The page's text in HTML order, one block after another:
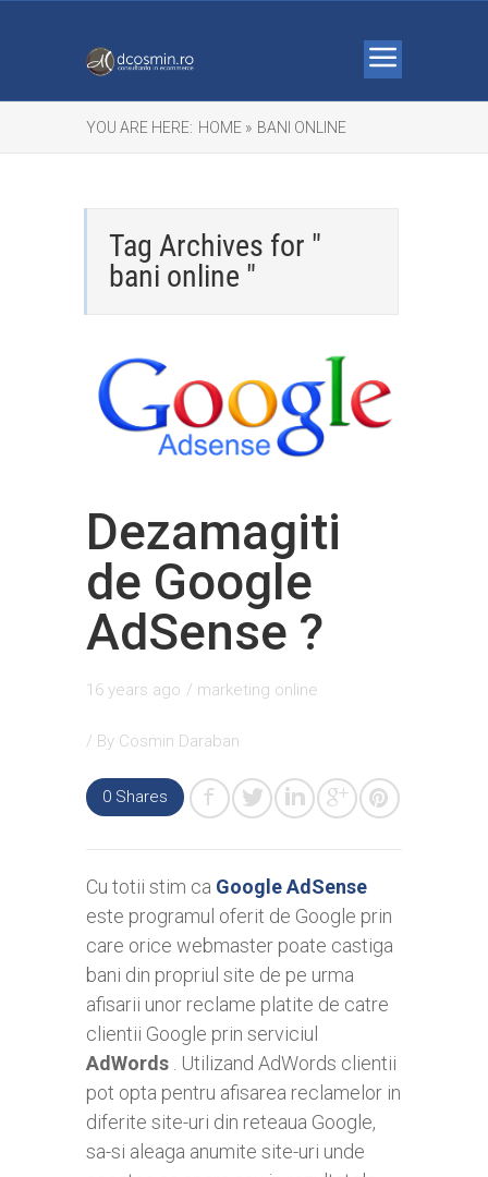
YOU ARE HERE: HOME » BANI ONLINE
Tag Archives for "
bani online "
Dezamagiti
de Google
AdSense ?
16 years ago / marketing online
/ By Cosmin Daraban
0 Shares
Cu totii stim ca Google AdSense
este programul oferit de Google prin
care orice webmaster poate castiga
bani din propriul site de pe urma
afisarii unor reclame platite de catre
clientii Google prin serviciul
AdWords . Utilizand AdWords clientii
pot opta pentru afisarea reclamelor in
diferite site-uri din reteaua Google,
sa-si aleaga anumite site-uri unde